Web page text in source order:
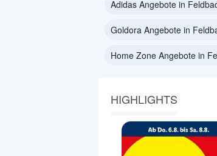
Adidas Angebote in
Goldora Angebote in
Home Zone Angebote in
HIGHLIGHTS